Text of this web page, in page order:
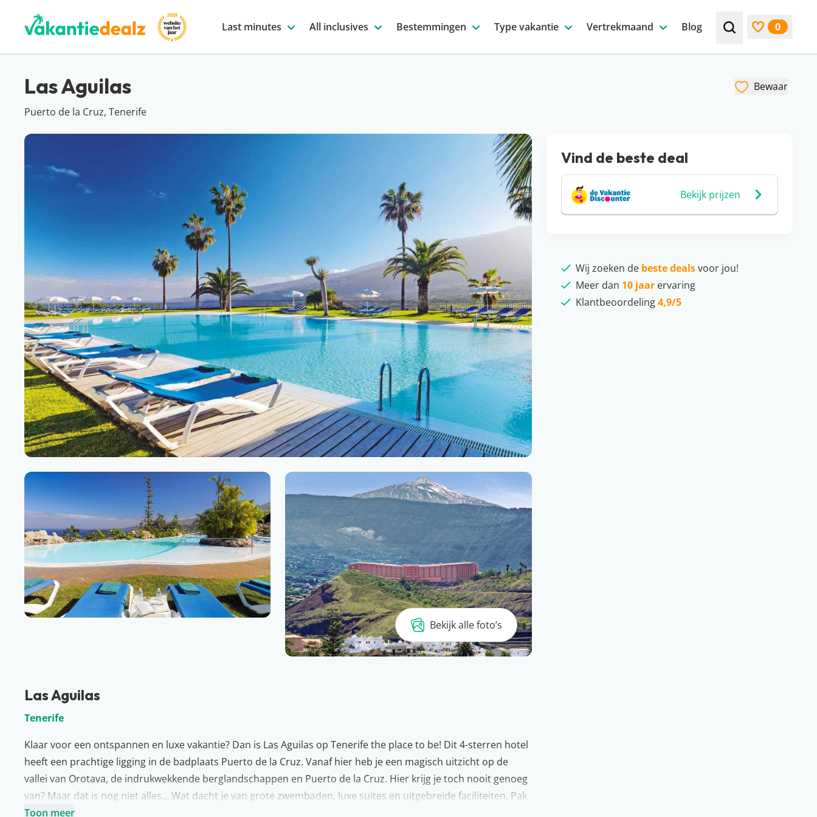
Last minutes All inclusives Bestemmingen Type vakantie Vertrekmaand Blog Zoek bijv. een
0
Las Aguilas
Puerto de la Cruz, Tenerife
Bewaar
Bekijk alle foto’s
Las Aguilas
Tenerife
Klaar voor een ontspannen en luxe vakantie? Dan is Las Aguilas op Tenerife the place to be! Dit 4-sterren hotel
heeft een prachtige ligging in de badplaats Puerto de la Cruz. Vanaf hier heb je een magisch uitzicht op de
vallei van Orotava, de indrukwekkende berglandschappen en Puerto de la Cruz. Hier krijg je toch nooit genoeg
van? Maar dat is nog niet alles… Wat dacht je van grote zwembaden, luxe suites en uitgebreide faciliteiten. Pak
die koffer maar alvast in!
Toon meer
Vind de beste deal
Bekijk prijzen
Wij zoeken de beste dealsvoor jou!
Meer dan 10 jaarervaring
Klantbeoordeling4,9/5